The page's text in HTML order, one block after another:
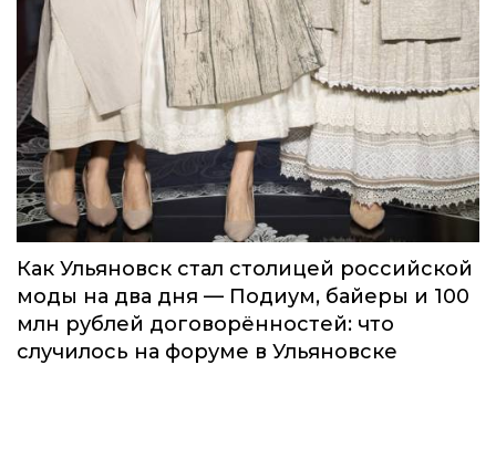
Как Ульяновск стал столицей российской
моды на два дня — Подиум, байеры и 100
млн рублей договорённостей: что
случилось на форуме в Ульяновске